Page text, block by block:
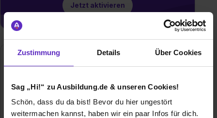
Zustimmung Details Über Cookies
Sag „Hi!“ zu Ausbildung.de & unseren Cookies!
Schön, dass du da bist! Bevor du hier ungestört
weitermachen kannst, haben wir ein paar Infos für dich.
Jetzt aktivieren
03048 Cottbus